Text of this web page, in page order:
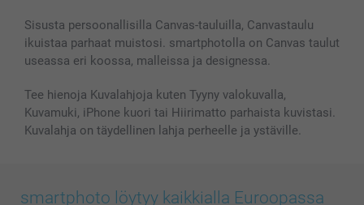
Valokuvakehykset & Lisätarvikkeet
Lahjakortti
Kaikki kuvatuotteet
Sisusta persoonallisilla Canvas-tauluilla, Canvastaulu
ikuistaa parhaat muistosi. smartphotolla on Canvas taulut
useassa eri koossa, malleissa ja designessa.
Tee hienoja Kuvalahjoja kuten Tyyny valokuvalla,
Kuvamuki, iPhone kuori tai Hiirimatto parhaista kuvistasi.
Kuvalahja on täydellinen lahja perheelle ja ystäville.
smartphoto löytyy kaikkialla Euroopassa